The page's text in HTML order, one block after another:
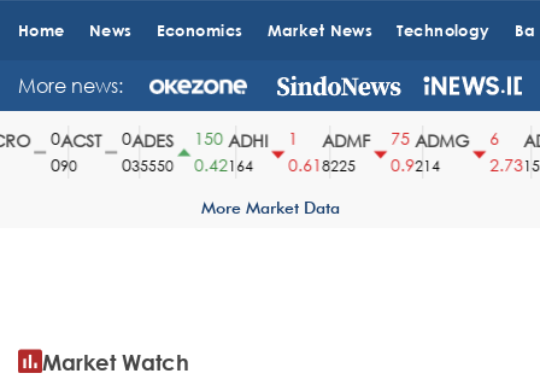
Home News Economics Market News Technology
More news:
ACST
90
ADES
35550
150
0.42
ADHI
164
0.61
ADMF
8225
75
0.9
ADMG
214
2.73
More Market Data
Market Watch